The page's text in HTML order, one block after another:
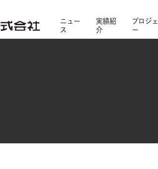
ニュー
ス
実績紹
介
プロジ
ー